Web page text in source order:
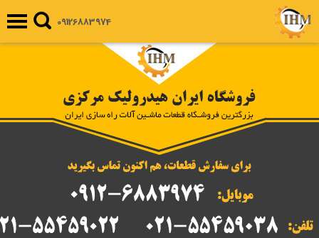
09126883974